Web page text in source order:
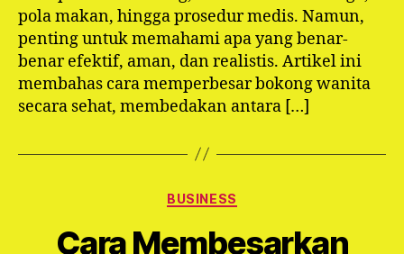
pola makan, hingga prosedur medis. Namun,
penting untuk memahami apa yang benar-
benar efektif, aman, dan realistis. Artikel ini
membahas cara memperbesar bokong wanita
secara sehat, membedakan antara […]
Categories
BUSINESS
Cara Membesarkan